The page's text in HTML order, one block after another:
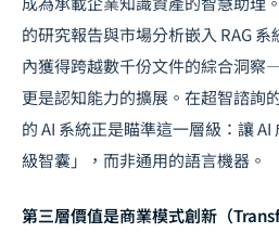
的研究報告與市場分析嵌入 RAG
內獲得跨越數千份文件的綜合洞
更是認知能力的擴展。在超智諮詢
的 AI 系統正是瞄準這一層級：讓
級智囊」，而非通用的語言機器。
第三層價值是商業模式創新（